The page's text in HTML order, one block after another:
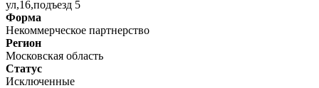
ул,16,подъезд 5
Форма
Некоммерческое партнерство
Регион
Московская область
Статус
Исключенные